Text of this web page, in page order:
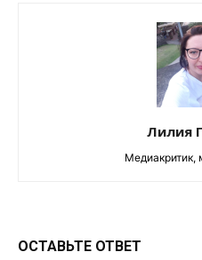
Лилия
Медиакритик,
ОСТАВЬТЕ ОТВЕТ